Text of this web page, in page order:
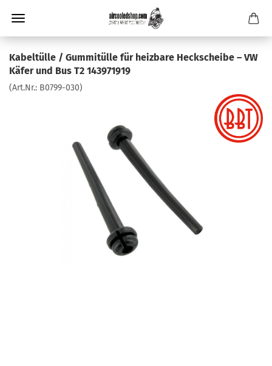
Kabeltülle / Gummitülle für heizbare Heckscheibe – VW
Käfer und Bus T2 143971919
(Art.Nr.: B0799-030)